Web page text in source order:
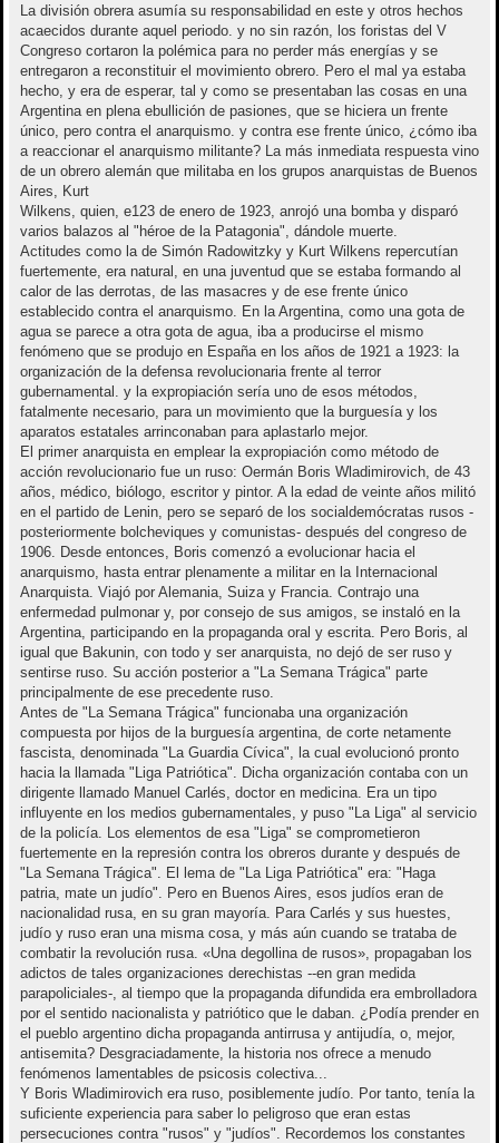
La división obrera asumía su responsabilidad en este y otros hechos
acaecidos durante aquel periodo. y no sin razón, los foristas del V
Congreso cortaron la polémica para no perder más energías y se
entregaron a reconstituir el movimiento obrero. Pero el mal ya estaba
hecho, y era de esperar, tal y como se presentaban las cosas en una
Argentina en plena ebullición de pasiones, que se hiciera un frente
único, pero contra el anarquismo. y contra ese frente único, ¿cómo iba
a reaccionar el anarquismo militante? La más inmediata respuesta vino
de un obrero alemán que militaba en los grupos anarquistas de Buenos
Aires, Kurt
Wilkens, quien, e123 de enero de 1923, anrojó una bomba y disparó
varios balazos al "héroe de la Patagonia", dándole muerte.
Actitudes como la de Simón Radowitzky y Kurt Wilkens repercutían
fuertemente, era natural, en una juventud que se estaba formando al
calor de las derrotas, de las masacres y de ese frente único
establecido contra el anarquismo. En la Argentina, como una gota de
agua se parece a otra gota de agua, iba a producirse el mismo
fenómeno que se produjo en España en los años de 1921 a 1923: la
organización de la defensa revolucionaria frente al terror
gubernamental. y la expropiación sería uno de esos métodos,
fatalmente necesario, para un movimiento que la burguesía y los
aparatos estatales arrinconaban para aplastarlo mejor.
El primer anarquista en emplear la expropiación como método de
acción revolucionario fue un ruso: Oermán Boris Wladimirovich, de 43
años, médico, biólogo, escritor y pintor. A la edad de veinte años militó
en el partido de Lenin, pero se separó de los socialdemócratas rusos -
posteriormente bolcheviques y comunistas- después del congreso de
1906. Desde entonces, Boris comenzó a evolucionar hacia el
anarquismo, hasta entrar plenamente a militar en la Internacional
Anarquista. Viajó por Alemania, Suiza y Francia. Contrajo una
enfermedad pulmonar y, por consejo de sus amigos, se instaló en la
Argentina, participando en la propaganda oral y escrita. Pero Boris, al
igual que Bakunin, con todo y ser anarquista, no dejó de ser ruso y
sentirse ruso. Su acción posterior a "La Semana Trágica" parte
principalmente de ese precedente ruso.
Antes de "La Semana Trágica" funcionaba una organización
compuesta por hijos de la burguesía argentina, de corte netamente
fascista, denominada "La Guardia Cívica", la cual evolucionó pronto
hacia la llamada "Liga Patriótica". Dicha organización contaba con un
dirigente llamado Manuel Carlés, doctor en medicina. Era un tipo
influyente en los medios gubernamentales, y puso "La Liga" al servicio
de la policía. Los elementos de esa "Liga" se comprometieron
fuertemente en la represión contra los obreros durante y después de
"La Semana Trágica". El lema de "La Liga Patriótica" era: "Haga
patria, mate un judío". Pero en Buenos Aires, esos judíos eran de
nacionalidad rusa, en su gran mayoría. Para Carlés y sus huestes,
judío y ruso eran una misma cosa, y más aún cuando se trataba de
combatir la revolución rusa. «Una degollina de rusos», propagaban los
adictos de tales organizaciones derechistas --en gran medida
parapoliciales-, al tiempo que la propaganda difundida era embrolladora
por el sentido nacionalista y patriótico que le daban. ¿Podía prender en
el pueblo argentino dicha propaganda antirrusa y antijudía, o, mejor,
antisemita? Desgraciadamente, la historia nos ofrece a menudo
fenómenos lamentables de psicosis colectiva...
Y Boris Wladimirovich era ruso, posiblemente judío. Por tanto, tenía la
suficiente experiencia para saber lo peligroso que eran estas
persecuciones contra "rusos" y "judíos". Recordemos los constantes